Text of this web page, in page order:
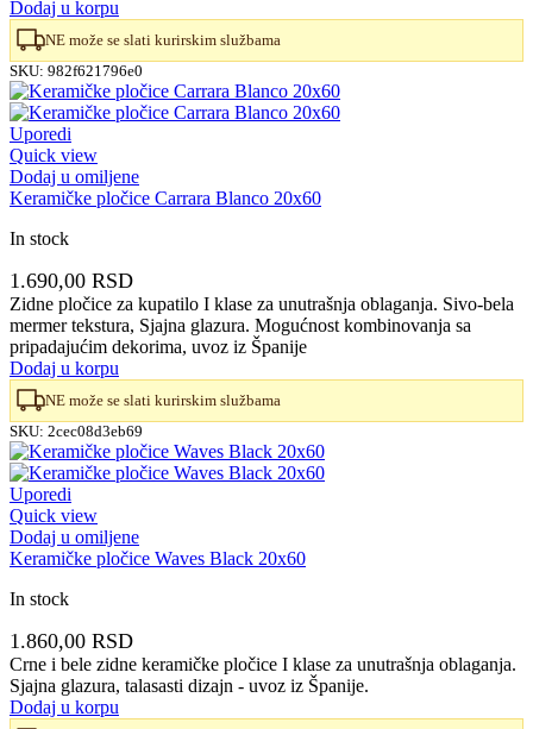
Dodaj u korpu
NE može se slati kurirskim službama
SKU: 982f621796e0
Uporedi
Quick view
Dodaj u omiljene
Keramičke pločice Carrara Blanco 20x60
In stock
1.690,00 RSD
Zidne pločice za kupatilo I klase za unutrašnja oblaganja. Sivo-bela
mermer tekstura, Sjajna glazura. Mogućnost kombinovanja sa
pripadajućim dekorima, uvoz iz Španije
Dodaj u korpu
NE može se slati kurirskim službama
SKU: 2cec08d3eb69
Uporedi
Quick view
Dodaj u omiljene
Keramičke pločice Waves Black 20x60
In stock
1.860,00 RSD
Crne i bele zidne keramičke pločice I klase za unutrašnja oblaganja.
Sjajna glazura, talasasti dizajn - uvoz iz Španije.
Dodaj u korpu